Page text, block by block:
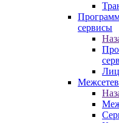
сервисы